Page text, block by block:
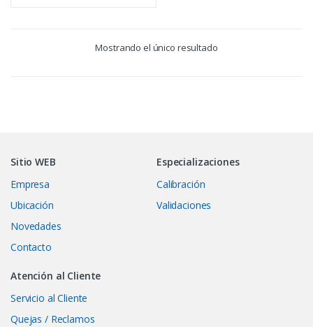
Mostrando el único resultado
Sitio WEB
Empresa
Ubicación
Novedades
Contacto
Especializaciones
Calibración
Validaciones
Atención al Cliente
Servicio al Cliente
Quejas / Reclamos